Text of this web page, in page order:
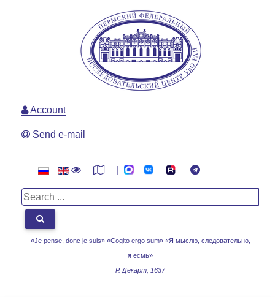
«Je pense, donc je suis» «Cogito ergo sum» «Я мыслю, следовательно,
я есмь»
Р. Декарт, 1637
Account
Send e-mail